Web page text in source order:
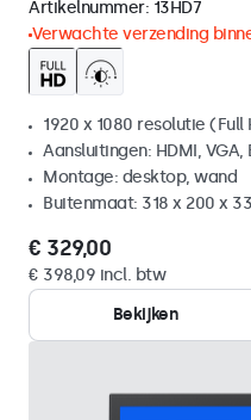
Artikelnummer: 13HD7
Verwachte verzending
1920 x 1080 resolutie (Full
Aansluitingen: HDMI, VGA,
Montage: desktop, wand
Buitenmaat: 318 x 200 x
€ 329,00
€ 398,09 incl. btw
Bekijken